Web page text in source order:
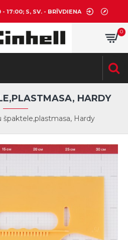
17:00; S, SV. - BRĪVDIENA
0
špaktele,plastmasa, Hardy
HARDY